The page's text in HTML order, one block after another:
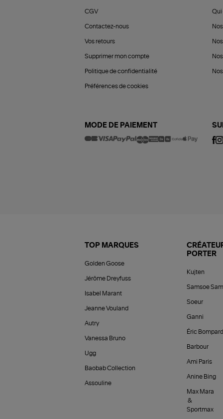
CGV
Contactez-nous
Vos retours
Supprimer mon compte
Politique de confidentialité
Préférences de cookies
Qui
MODE DE PAIEMENT
TOP MARQUES
Golden Goose
Jérôme Dreyfuss
Isabel Marant
Jeanne Vouland
Autry
Vanessa Bruno
Ugg
Baobab Collection
Assouline
PORTER
Kujten
Samsoe
Soeur
Ganni
Éric Bompard
Barbour
Ami Paris
Anine Bing
Max Mara
&
Sportmax